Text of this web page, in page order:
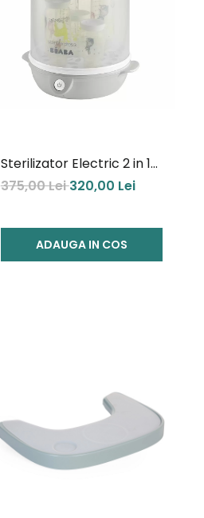
Sterilizator Electric 2 in 1
Beaba - Gri
375,00 Lei320,00 Lei
ADAUGA IN COS